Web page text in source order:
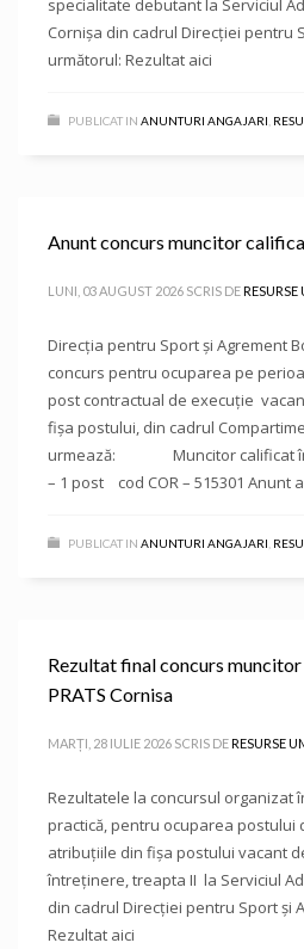
specialitate debutant la Serviciul
Cornișa din cadrul Direcției pentru
următorul: Rezultat aici
PUBLICAT IN ANUNTURI ANGAJARI
Anunt concurs muncitor
LUNI, 03 AUGUST 2026 SCRIS DERESURSE
Direcţia pentru Sport și Agrement
concurs pentru ocuparea pe
post contractual de execuție
fișa postului, din cadrul
urmează: Muncitor calificat
– 1 post cod COR – 515301 Anunt
PUBLICAT IN ANUNTURI ANGAJARI
Rezultat final concurs
PRATS Cornisa
MARȚI, 28 IULIE 2026 SCRIS DERESURSE
Rezultatele la concursul organizat
practică, pentru ocuparea postului
atribuțiile din fișa postului vacant
întreținere, treapta II la Serviciul
din cadrul Direcției pentru Sport și
Rezultat aici